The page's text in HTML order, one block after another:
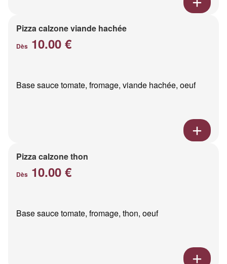
Pizza calzone viande hachée
Dès 10.00 €
Base sauce tomate, fromage, viande hachée, oeuf
Pizza calzone thon
Dès 10.00 €
Base sauce tomate, fromage, thon, oeuf